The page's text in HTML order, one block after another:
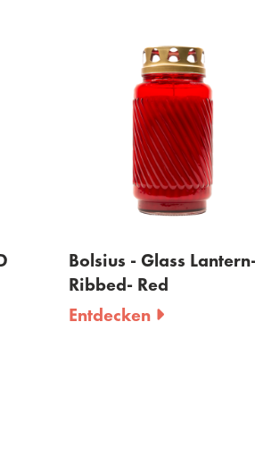
Bolsius -
Deckel - 90 H
Entdecken